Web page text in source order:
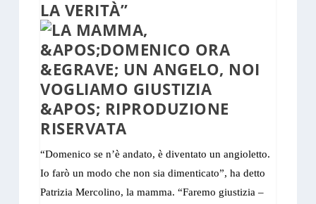
LA VERITÀ”
“Domenico se n’è andato, è diventato un angioletto.
Io farò un modo che non sia dimenticato”, ha detto
Patrizia Mercolino, la mamma. “Faremo giustizia –